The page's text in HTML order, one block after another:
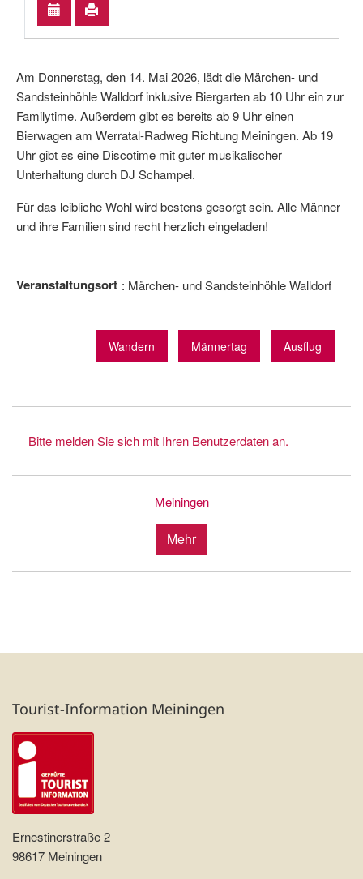
Am Donnerstag, den 14. Mai 2026, lädt die Märchen- und
Sandsteinhöhle Walldorf inklusive Biergarten ab 10 Uhr ein zur
Familytime. Außerdem gibt es bereits ab 9 Uhr einen
Bierwagen am Werratal-Radweg Richtung Meiningen. Ab 19
Uhr gibt es eine Discotime mit guter musikalischer
Unterhaltung durch DJ Schampel.
Für das leibliche Wohl wird bestens gesorgt sein. Alle Männer
und ihre Familien sind recht herzlich eingeladen!
Veranstaltungsort Märchen- und Sandsteinhöhle Walldorf
Wandern Männertag Ausflug
Bitte melden Sie sich mit Ihren Benutzerdaten an.
Meiningen
Mehr
Tourist-Information Meiningen
Ernestinerstraße 2
98617 Meiningen